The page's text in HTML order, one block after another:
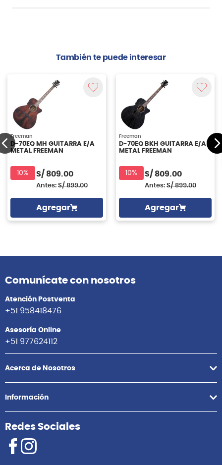
También te puede interesar
Freeman
D-70EQ MH GUITARRA E/A
METAL FREEMAN
10% S/ 809.00
Antes: S/ 899.00
Agregar
Freeman
D-70EQ BKH GUITARRA E/A
METAL FREEMAN
10% S/ 809.00
Antes: S/ 899.00
Agregar
Comunícate con nosotros
Atención Postventa
+51 958418476
Asesoría Online
+51 977624112
Acerca de Nosotros
Información
Redes Sociales